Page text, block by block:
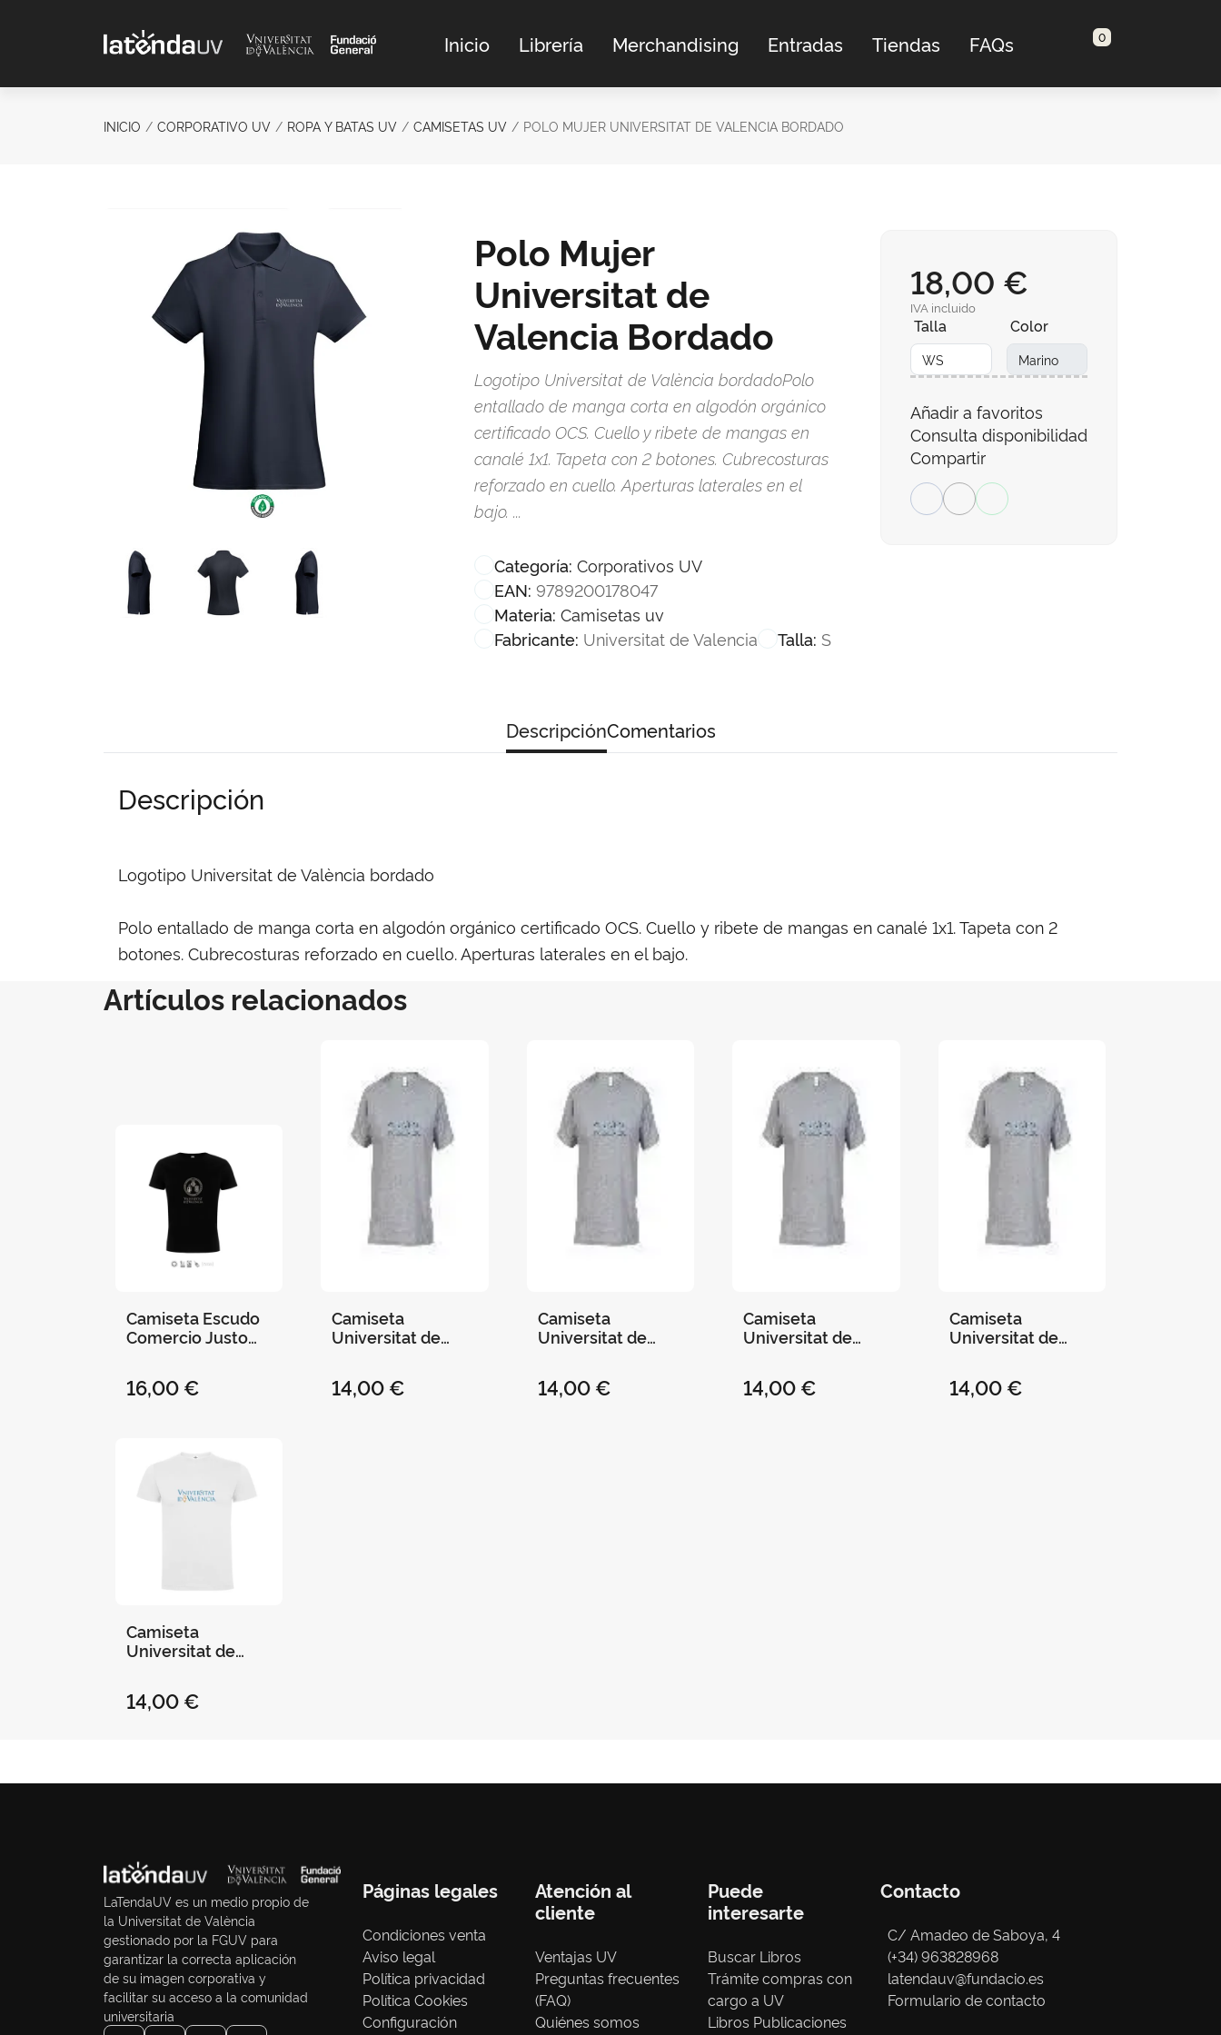
Inicio Librería Merchandising Entradas Tiendas FAQs 0
INICIO CORPORATIVO UV ROPA Y BATAS UV CAMISETAS UV POLO MUJER UNIVERSITAT DE VALENCIA BORDADO
Polo Mujer
Universitat de
Valencia Bordado
Logotipo Universitat de València bordadoPolo
entallado de manga corta en algodón orgánico
certificado OCS. Cuello y ribete de mangas en
canalé 1x1. Tapeta con 2 botones. Cubrecosturas
reforzado en cuello. Aperturas laterales en el
bajo. ...
Categoría: Corporativos UV
EAN: 9789200178047
Materia: Camisetas uv
Fabricante: Universitat de Valencia Talla: S
18,00 €
IVA incluido
Talla Color
Añadir a favoritos
Consulta disponibilidad
Compartir
DescripciónComentarios
Descripción
Logotipo Universitat de València bordado
Polo entallado de manga corta en algodón orgánico certificado OCS. Cuello y ribete de mangas en canalé 1x1. Tapeta con 2
botones. Cubrecosturas reforzado en cuello. Aperturas laterales en el bajo.
Artículos relacionados
Camiseta Escudo
Comercio Justo
16,00 €
Camiseta
Universitat de
14,00 €
Camiseta
Universitat de
14,00 €
Camiseta
Universitat de
14,00 €
Camiseta
Universitat de
14,00 €
Camiseta
Universitat de
14,00 €
LaTendaUV es un medio propio de
la Universitat de València
gestionado por la FGUV para
garantizar la correcta aplicación
de su imagen corporativa y
facilitar su acceso a la comunidad
universitaria
Páginas legales
Condiciones venta
Aviso legal
Política privacidad
Política Cookies
Configuración
Atención al
cliente
Ventajas UV
Preguntas frecuentes
(FAQ)
Quiénes somos
Puede
interesarte
Buscar Libros
Trámite compras con
cargo a UV
Libros Publicaciones
Contacto
C/ Amadeo de Saboya, 4
(+34) 963828968
latendauv@fundacio.es
Formulario de contacto